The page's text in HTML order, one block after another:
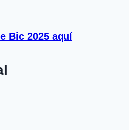
Bic 2025 aquí